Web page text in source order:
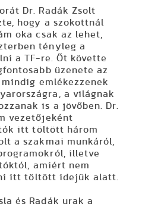
Dr. Radák Zsolt
hogy a szokottnál
oka csak az lehet,
tényleg a
a TF-re. Őt követte
üzenete az
emlékezzenek
a világnak
is a jövőben. Dr.
vezetőjeként
itt töltött három
a szakmai munkáról,
illetve
amiért nem
itt töltött idejük alatt.
és Radák urak a